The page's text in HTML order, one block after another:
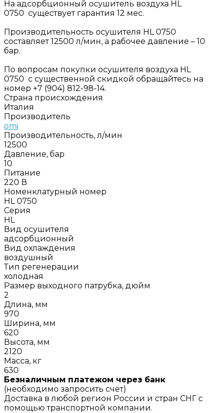
На адсорбционный осушитель воздуха HL
0750 существует гарантия 12 мес.
Производительность осушителя HL 0750
составляет 12500 л/мин, а рабочее давление – 10
бар.
По вопросам покупки осушителя воздуха HL
0750 с существенной скидкой обращайтесь на
номер +7 (904) 812-98-14.
Страна происхождения
Италия
Производитель
omi
Производительность, л/мин
12500
Давление, бар
10
Питание
220 В
Номенклатурный номер
HL 0750
Серия
HL
Вид осушителя
адсорбционный
Вид охлаждения
воздушный
Тип регенерации
холодная
Размер выходного патрубка, дюйм
2
Длина, мм
970
Ширина, мм
620
Высота, мм
2120
Масса, кг
630
Безналичным платежом через банк
(необходимо запросить счёт)
Доставка в любой регион России и стран СНГ с
помощью транспортной компании.